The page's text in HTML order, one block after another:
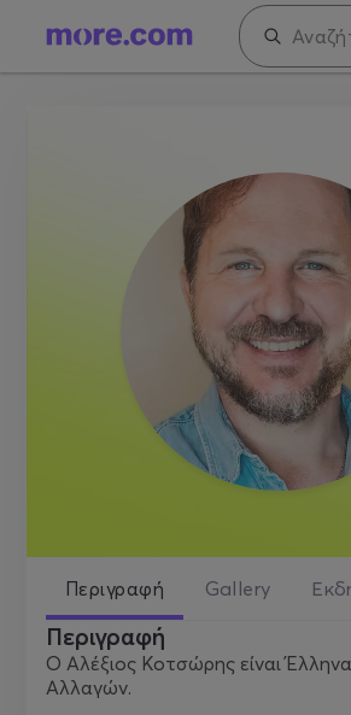
Περιγραφή Gallery
Περιγραφή
Ο Αλέξιος Κοτσώρης είναι
Αλλαγών.